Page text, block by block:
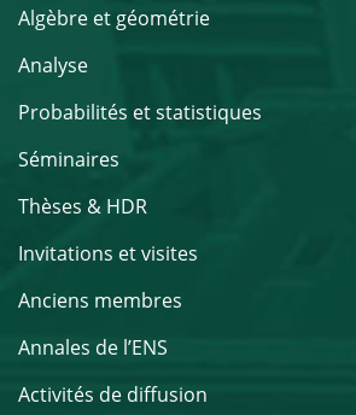
Algèbre et géométrie
Analyse
Probabilités et statistiques
Séminaires
Thèses & HDR
Invitations et visites
Anciens membres
Annales de l’ENS
Activités de diffusion